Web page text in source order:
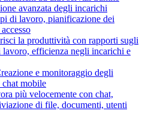
avanzata degli incarichi
di lavoro, pianificazione dei
la produttività con rapporti sugli
efficienza negli incarichi e
e monitoraggio degli
mobile
più velocemente con chat,
di file, documenti, utenti